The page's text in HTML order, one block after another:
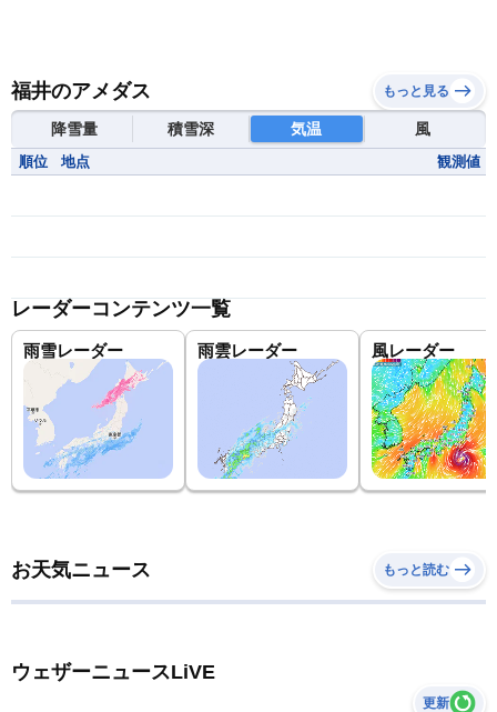
福井のアメダス もっと見る
降雪量 積雪深 気温 風
順位 地点 観測値
レーダーコンテンツ一覧
雨雪レーダー 雨雲レーダー 風レーダー
お天気ニュース もっと読む
ウェザーニュースLiVE
更新